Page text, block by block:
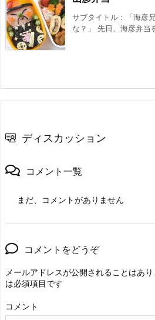
サブタイトル：「海彦
な？」 先日、海彦弁当
ディスカッション
コメント一覧
まだ、コメントがありません
コメントをどうぞ
メールアドレスが公開されることはあり
は必須項目です
コメント